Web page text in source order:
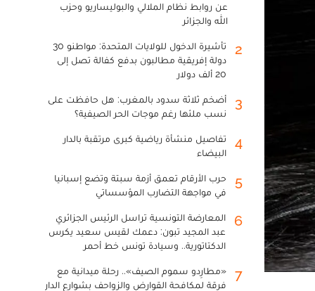
عن روابط نظام الملالي والبوليساريو وحزب
الله والجزائر
2
تأشيرة الدخول للولايات المتحدة: مواطنو 30
دولة إفريقية مطالبون بدفع كفالة تصل إلى
20 ألف دولار
3
أضخم ثلاثة سدود بالمغرب: هل حافظت على
نسب ملئها رغم موجات الحر الصيفية؟
4
تفاصيل منشأة رياضية كبرى مرتقبة بالدار
البيضاء
5
حرب الأرقام تعمق أزمة سبتة وتضع إسبانيا
في مواجهة التضارب المؤسساتي
6
المعارضة التونسية تراسل الرئيس الجزائري
عبد المجيد تبون: دعمك لقيس سعيد يكرس
الدكتاتورية.. وسيادة تونس خط أحمر
7
«مطارِدو سموم الصيف».. رحلة ميدانية مع
فرقة لمكافحة القوارض والزواحف بشوارع الدار